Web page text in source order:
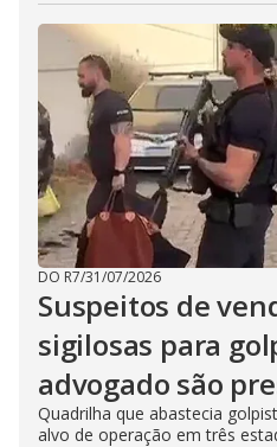
DO R7/31/07/2026
Suspeitos de
sigilosas para
advogado são
Quadrilha que abastecia
alvo de operação em três